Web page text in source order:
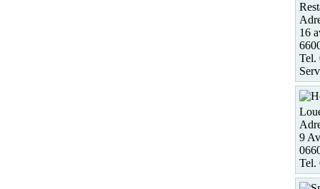
16
Tel.
9
Tel.